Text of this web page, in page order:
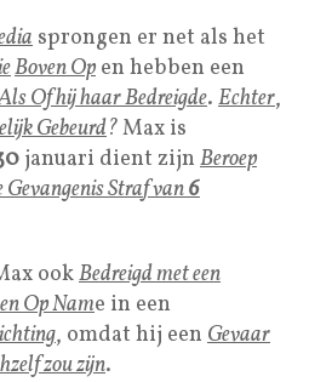
sprongen er net als het
Boven Op en hebben een
Of hij haar Bedreigde. Echter,
Gebeurd?Max is
januari dient zijn Beroep
Gevangenis Straf van6
ookBedreigd met een
Op Name in een
, omdat hij een Gevaar
zou zijn.